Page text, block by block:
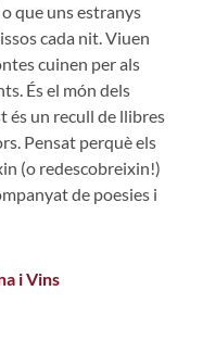
que uns estranys
cada nit. Viuen
cuinen per als
És el món dels
és un recull de llibres
Pensat perquè els
(o redescobreixin!)
de poesies i
i Vins